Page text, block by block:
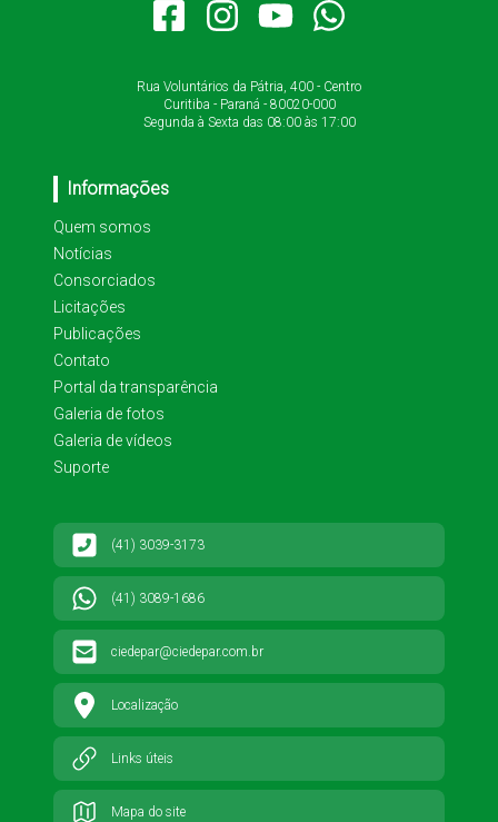
Rua Voluntários da Pátria, 400 - Centro
Curitiba - Paraná - 80020-000
Segunda à Sexta das 08:00 às 17:00
Informações
Quem somos
Notícias
Consorciados
Licitações
Publicações
Contato
Portal da transparência
Galeria de fotos
Galeria de vídeos
Suporte
(41) 3039-3173
(41) 3089-1686
ciedepar@ciedepar.com.br
Localização
Links úteis
Mapa do site